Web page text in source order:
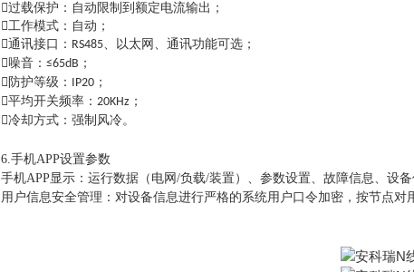
过载保护：自动限制到额定电流输出；
工作模式：自动；
通讯接口： RS485、以太网、通讯功能可选；
噪音： ≤65dB ；
 防护等级： IP20 ；
平均开关频率： 20KHz ；
冷却方式：强制风冷。
6.手机APP设置参数
手机APP显示：运行数据（电网/负载/装置）、参数设置、故障信息、设备
用户信息安全管理：对设备信息进行严格的系统用户口令加密，按节点对